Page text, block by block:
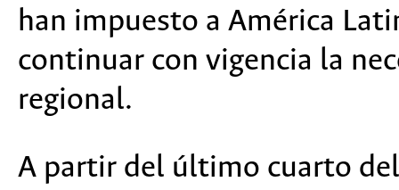
han impuesto a América
continuar con vigencia la
regional.
A partir del último cuarto